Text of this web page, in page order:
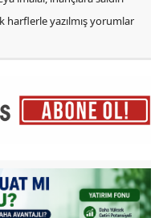
harflerle yazılmış yorumlar